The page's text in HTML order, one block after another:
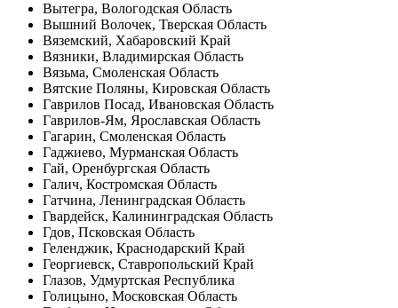
Вытегра, Вологодская Область
Вышний Волочек, Тверская Область
Вяземский, Хабаровский Край
Вязники, Владимирская Область
Вязьма, Смоленская Область
Вятские Поляны, Кировская Область
Гаврилов Посад, Ивановская Область
Гаврилов-Ям, Ярославская Область
Гагарин, Смоленская Область
Гаджиево, Мурманская Область
Гай, Оренбургская Область
Галич, Костромская Область
Гатчина, Ленинградская Область
Гвардейск, Калининградская Область
Гдов, Псковская Область
Геленджик, Краснодарский Край
Георгиевск, Ставропольский Край
Глазов, Удмуртская Республика
Голицыно, Московская Область